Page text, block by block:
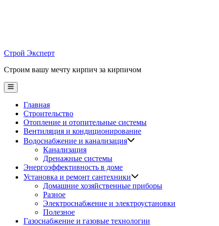
Строй Эксперт
Строим вашу мечту кирпич за кирпичом
Main
Menu
Главная
Строительство
Отопление и отопительные системы
Вентиляция и кондиционирование
Водоснабжение и канализация
Канализация
Дренажные системы
Энергоэффективность в доме
Установка и ремонт сантехники
Домашние хозяйственные приборы
Разное
Электроснабжение и электроустановки
Полезное
Газоснабжение и газовые технологии